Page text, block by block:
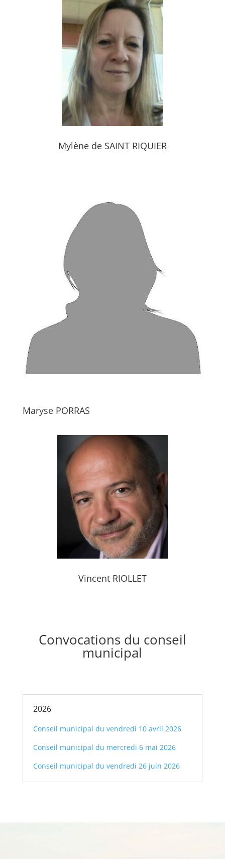
Mylène de SAINT RIQUIER
Maryse PORRAS
Vincent RIOLLET
Convocations du conseil
municipal
2026
Conseil municipal du vendredi 10 avril 2026
Conseil municipal du mercredi 6 mai 2026
Conseil municipal du vendredi 26 juin 2026